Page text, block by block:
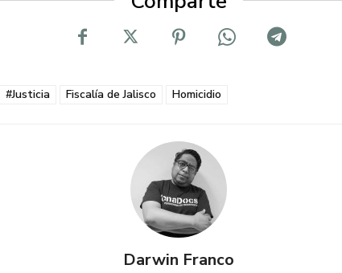
#Justicia Fiscalía de Jalisco Homicidio
Darwin Franco